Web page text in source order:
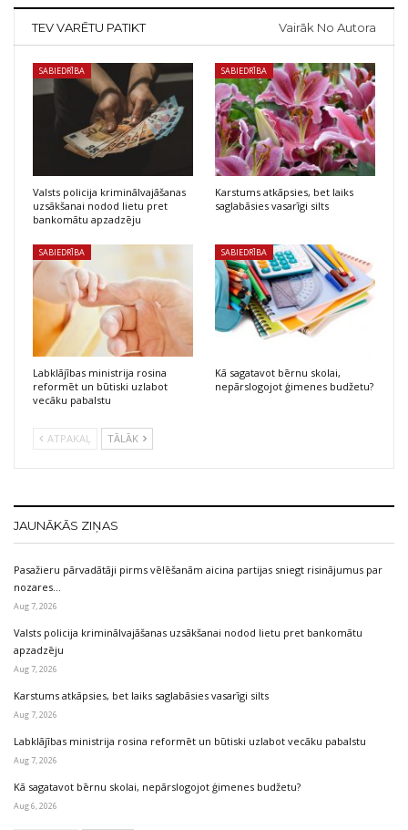
TEV VARĒTU PATIKT Vairāk No Autora
SABIEDRĪBA
Valsts policija kriminālvajāšanas
uzsākšanai nodod lietu pret
bankomātu apzadzēju
SABIEDRĪBA
Karstums atkāpsies, bet laiks
saglabāsies vasarīgi silts
SABIEDRĪBA
Labklājības ministrija rosina
reformēt un būtiski uzlabot
vecāku pabalstu
SABIEDRĪBA
Kā sagatavot bērnu skolai,
nepārslogojot ģimenes budžetu?
ATPAKAĻ TĀLĀK
JAUNĀKĀS ZIŅAS
Pasažieru pārvadātāji pirms vēlēšanām aicina partijas sniegt risinājumus par
nozares…
Aug 7, 2026
Valsts policija kriminālvajāšanas uzsākšanai nodod lietu pret bankomātu
apzadzēju
Aug 7, 2026
Karstums atkāpsies, bet laiks saglabāsies vasarīgi silts
Aug 7, 2026
Labklājības ministrija rosina reformēt un būtiski uzlabot vecāku pabalstu
Aug 7, 2026
Kā sagatavot bērnu skolai, nepārslogojot ģimenes budžetu?
Aug 6, 2026